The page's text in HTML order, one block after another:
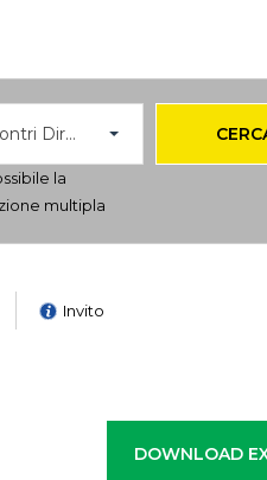
Scontri Diretti
la
multipla
Invito